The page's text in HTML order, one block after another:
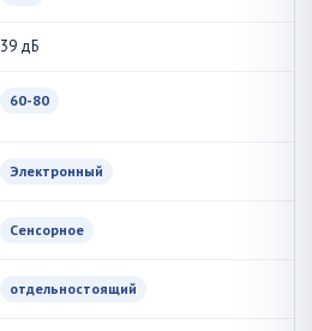
39 дБ
60-80
Электронный
Сенсорное
отдельностоящий